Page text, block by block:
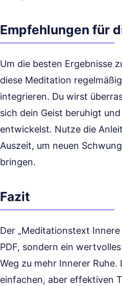
Empfehlungen für
Um die besten Ergebnisse
diese Meditation
integrieren. Du wirst
sich dein Geist beruhigt
entwickelst. Nutze die
Auszeit, um neuen
bringen.
Fazit
Der „Meditationstext
PDF, sondern ein
Weg zu mehr Innerer Ruhe.
einfachen, aber effektiven